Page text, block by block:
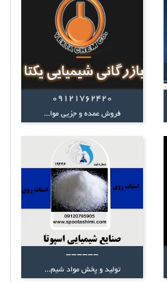
09121762420
فروش عمده و جزیی موا...
------
تولید و پخش مواد شیم...